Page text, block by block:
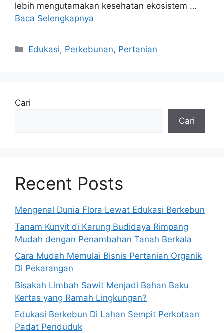
lebih mengutamakan kesehatan ekosistem …
Baca Selengkapnya
Kategori
Edukasi, Perkebunan, Pertanian
Cari
Cari
Recent Posts
Mengenal Dunia Flora Lewat Edukasi Berkebun
Tanam Kunyit di Karung Budidaya Rimpang
Mudah dengan Penambahan Tanah Berkala
Cara Mudah Memulai Bisnis Pertanian Organik
Di Pekarangan
Bisakah Limbah Sawit Menjadi Bahan Baku
Kertas yang Ramah Lingkungan?
Edukasi Berkebun Di Lahan Sempit Perkotaan
Padat Penduduk